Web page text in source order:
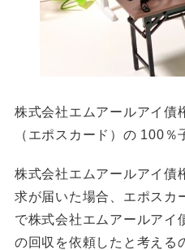
株式会社エムアールアイ債
（エポスカード）の 100％
株式会社エムアールアイ債
求が届いた場合、エポスカ
で株式会社エムアールアイ
の回収を依頼したと考える